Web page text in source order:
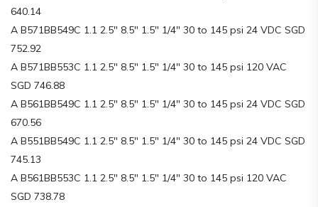
640.14
A B571BB549C 1.1 2.5″ 8.5″ 1.5″ 1/4″ 30 to 145 psi 24 VDC SGD
752.92
A B571BB553C 1.1 2.5″ 8.5″ 1.5″ 1/4″ 30 to 145 psi 120 VAC
SGD 746.88
A B561BB549C 1.1 2.5″ 8.5″ 1.5″ 1/4″ 30 to 145 psi 24 VDC SGD
670.56
A B551BB549C 1.1 2.5″ 8.5″ 1.5″ 1/4″ 30 to 145 psi 24 VDC SGD
745.13
A B561BB553C 1.1 2.5″ 8.5″ 1.5″ 1/4″ 30 to 145 psi 120 VAC
SGD 738.78